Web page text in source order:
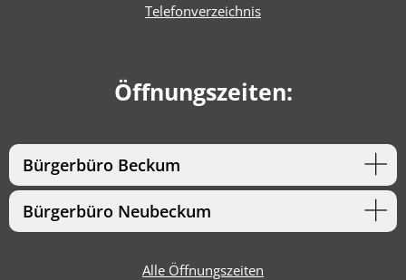
Telefonverzeichnis
Öffnungszeiten:
Bürgerbüro Beckum
Bürgerbüro Neubeckum
Alle Öffnungszeiten